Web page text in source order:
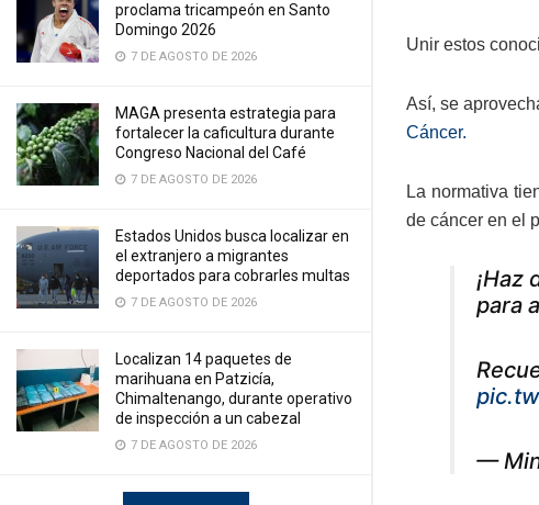
proclama tricampeón en Santo
Domingo 2026
7 DE AGOSTO DE 2026
MAGA presenta estrategia para
fortalecer la caficultura durante
Congreso Nacional del Café
7 DE AGOSTO DE 2026
Estados Unidos busca localizar en
el extranjero a migrantes
deportados para cobrarles multas
7 DE AGOSTO DE 2026
Localizan 14 paquetes de
marihuana en Patzicía,
Chimaltenango, durante operativo
de inspección a un cabezal
7 DE AGOSTO DE 2026
Unir estos
Así, se
Cáncer.
La normativa
de cáncer en el
¡Haz
para
—